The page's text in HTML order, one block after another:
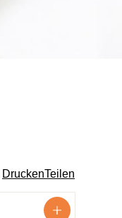
DruckenTeilen